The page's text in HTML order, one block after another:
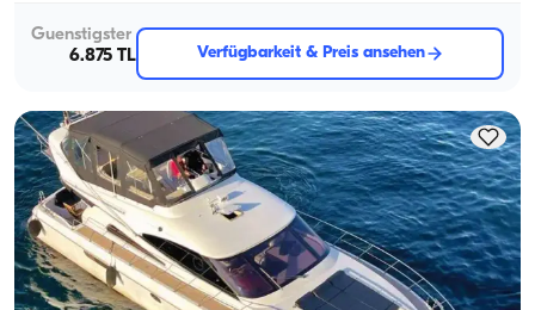
Guenstigster
6.875 TL
Verfügbarkeit & Preis ansehen